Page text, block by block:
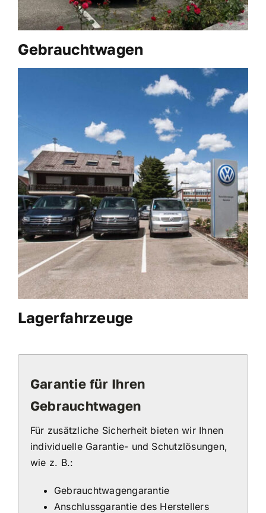
Gebrauchtwagen
Lagerfahrzeuge
Garantie für Ihren
Gebrauchtwagen
Für zusätzliche Sicherheit bieten wir Ihnen
individuelle Garantie- und Schutzlösungen,
wie z. B.:
Gebrauchtwagengarantie
Anschlussgarantie des Herstellers